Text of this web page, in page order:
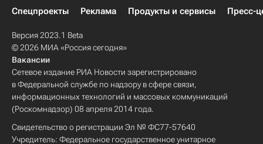
Спецпроекты
Реклама Продукты и сервисы Пресс-
Версия 2023.1 Beta
© 2026 МИА «Россия сегодня»
Вакансии
Сетевое издание РИА Новости зарегистрировано
в Федеральной службе по надзору в сфере связи,
информационных технологий и массовых коммуникаций
(Роскомнадзор) 08 апреля 2014 года.
Свидетельство о регистрации Эл № ФС77-57640
Учредитель: Федеральное государственное унитарное